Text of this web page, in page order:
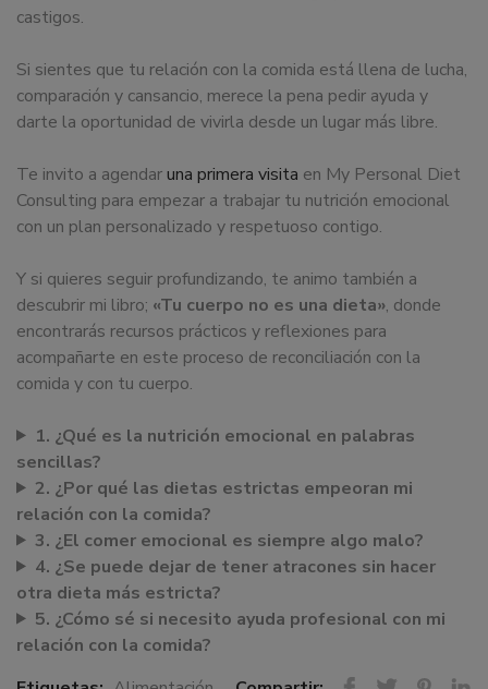
castigos.
Si sientes que tu relación con la comida está llena de lucha,
comparación y cansancio, merece la pena pedir ayuda y
darte la oportunidad de vivirla desde un lugar más libre.
Te invito a agendaruna primera visita en My Personal Diet
Consulting para empezar a trabajar tu nutrición emocional
con un plan personalizado y respetuoso contigo.
Y si quieres seguir profundizando, te animo también a
descubrir mi libro; «Tu cuerpo no es una dieta», donde
encontrarás recursos prácticos y reflexiones para
acompañarte en este proceso de reconciliación con la
comida y con tu cuerpo.
1. ¿Qué es la nutrición emocional en palabras
sencillas?
2. ¿Por qué las dietas estrictas empeoran mi
relación con la comida?
3. ¿El comer emocional es siempre algo malo?
4. ¿Se puede dejar de tener atracones sin hacer
otra dieta más estricta?
5. ¿Cómo sé si necesito ayuda profesional con mi
relación con la comida?